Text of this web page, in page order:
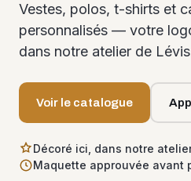
Vestes, polos, t-shirts et
personnalisés — votre
dans notre atelier de
Voir le catalogue
Décoré ici, dans notre
Maquette approuvée avant